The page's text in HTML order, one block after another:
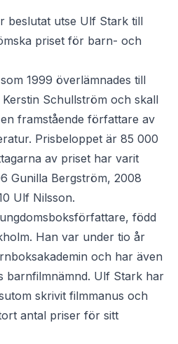
beslutat utse Ulf Stark till
priset för barn- och
1999 överlämnades till
Schullström och skall
framstående författare av
Prisbeloppet är 85 000
av priset har varit
Gunilla Bergström, 2008
Ulf Nilsson.
född
Han var under tio år
och har även
barnfilmnämnd. Ulf Stark har
skrivit filmmanus och
antal priser för sitt